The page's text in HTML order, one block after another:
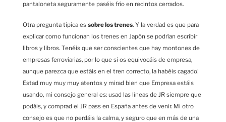
pantaloneta seguramente paséis frío en recintos cerrados.
Otra pregunta típica es sobre los trenes. Y la verdad es que para
explicar como funcionan los trenes en Japón se podrían escribir
libros y libros. Tenéis que ser conscientes que hay montones de
empresas ferroviarias, por lo que si os equivocáis de empresa,
aunque parezca que estáis en el tren correcto, la habéis cagado!
Estad muy muy muy atentos y mirad bien que Empresa estáis
usando, mi consejo general es: usad las líneas de JR siempre que
podáis, y comprad el JR pass en España antes de venir. Mi otro
consejo es que no perdáis la calma, y seguro que en más de una